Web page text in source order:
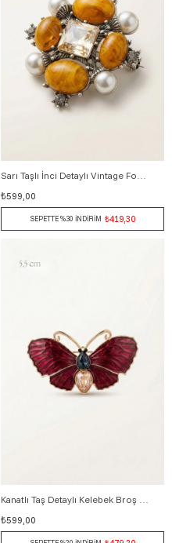
Sarı Taşlı İnci Detaylı Vintage Form Broş 5 cm GÜMÜŞ
₺599,00
SEPETTE %30 İNDİRİM ₺419,30
₺599,00